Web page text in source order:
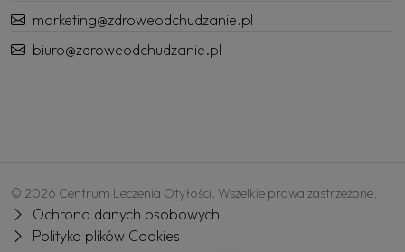
marketing@zdroweodchudzanie.pl
biuro@zdroweodchudzanie.pl
© 2026 Centrum Leczenia Otyłości. Wszelkie prawa zastrzeżone.
Ochrona danych osobowych
Polityka plików Cookies